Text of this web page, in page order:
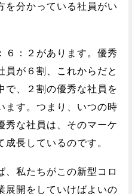
を分かっている社員がい
６：２があります。優秀
員が６割、これからだと
で、２割の優秀な社員を
ます。つまり、いつの時
秀な社員は、そのマーケ
長しているのです。
、私たちがこの新型コロ
展開をしていけばよいの